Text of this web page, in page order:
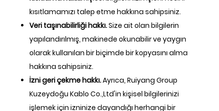
kısıtlamamızı talep etme hakkına sahipsiniz.
Veri taşınabilirliği hakkı.Size ait olan bilgilerin
yapılandırılmış, makinede okunabilir ve yaygın
olarak kullanılan bir biçimde bir kopyasını alma
hakkına sahipsiniz.
İzni geri çekme hakkı.Ayrıca, Ruiyang Group
Kuzeydoğu Kablo Co.,Ltd'in kişisel bilgilerinizi
işlemek için izninize dayandığı herhangi bir